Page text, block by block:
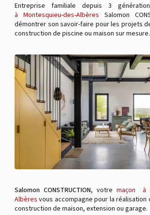
Entreprise familiale depuis 3
à Montesquieu-des-Albères Salomon
démontrer son savoir-faire pour les projets
construction de piscine ou maison sur mesure.
Salomon CONSTRUCTION, votre maçon à
Albères vous accompagne pour la
construction de maison, extension ou garage.